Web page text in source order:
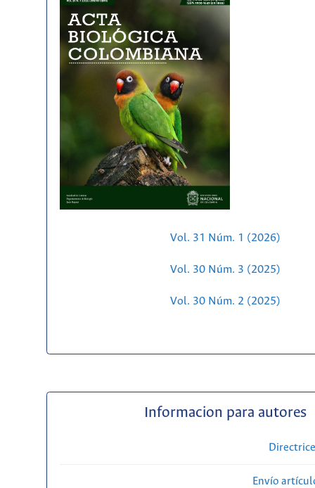
Vol. 31 Núm. 1 (2026)
Vol. 30 Núm. 3 (2025)
Vol. 30 Núm. 2 (2025)
Informacion para autores
Envío